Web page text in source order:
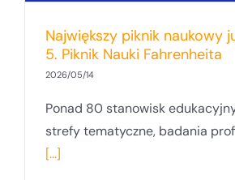
Największy piknik naukowy
5. Piknik Nauki Fahrenheita
2026/05/14
Ponad 80 stanowisk
strefy tematyczne, badania
[...]